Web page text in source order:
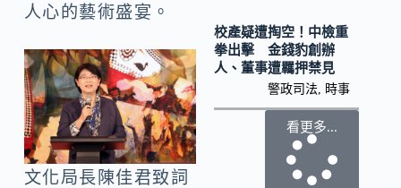
人心的藝術盛宴。
文化局長陳佳君致詞
校產疑遭掏空！中檢重
拳出擊 金錢豹創辦
人、董事遭羈押禁見
警政司法 時事
看更多...